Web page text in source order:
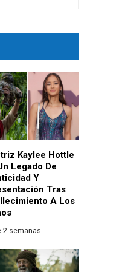
Kaylee Hottle
Legado De
Y
Tras
A Los
2 semanas